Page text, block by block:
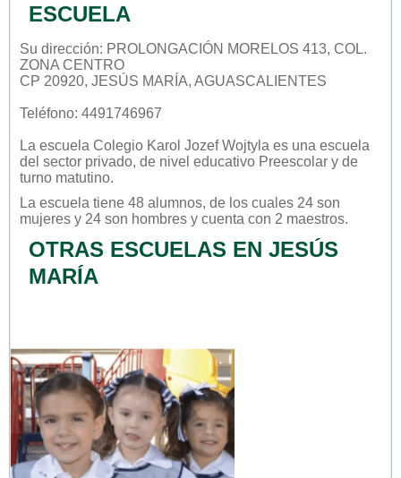
ESCUELA
Su dirección: PROLONGACIÓN MORELOS 413, COL.
ZONA CENTRO
CP 20920, JESÚS MARÍA, AGUASCALIENTES
Teléfono: 4491746967
La escuela Colegio Karol Jozef Wojtyla es una escuela
del sector privado, de nivel educativo Preescolar y de
turno matutino.
La escuela tiene 48 alumnos, de los cuales 24 son
mujeres y 24 son hombres y cuenta con 2 maestros.
OTRAS ESCUELAS EN JESÚS
MARÍA